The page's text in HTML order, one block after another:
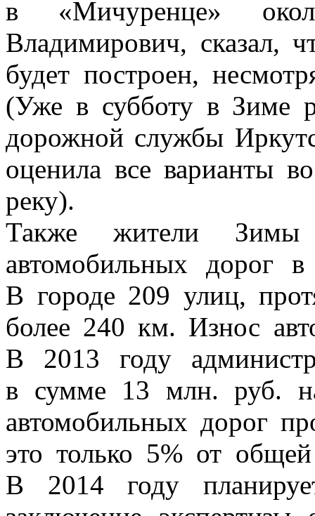
в «Мичуренце»
Владимирович, сказал,
будет построен,
(Уже в субботу в Зиме
дорожной службы
оценила все варианты
реку).
Также жители Зимы
автомобильных дорог
В городе 209 улиц,
более 240 км. Износ
В 2013 году
в сумме 13 млн. руб.
автомобильных дорог
это только 5% от
В 2014 году